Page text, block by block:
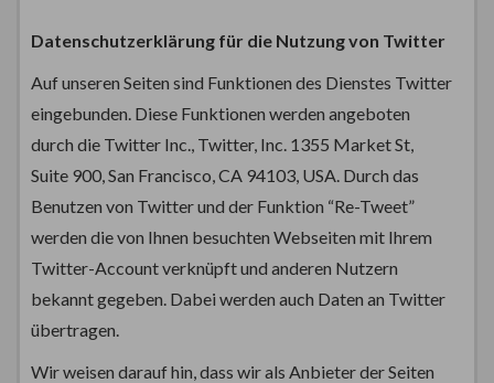
Datenschutzerklärung für die Nutzung von Twitter
Auf unseren Seiten sind Funktionen des Dienstes Twitter
eingebunden. Diese Funktionen werden angeboten
durch die Twitter Inc., Twitter, Inc. 1355 Market St,
Suite 900, San Francisco, CA 94103, USA. Durch das
Benutzen von Twitter und der Funktion “Re-Tweet”
werden die von Ihnen besuchten Webseiten mit Ihrem
Twitter-Account verknüpft und anderen Nutzern
bekannt gegeben. Dabei werden auch Daten an Twitter
übertragen.
Wir weisen darauf hin, dass wir als Anbieter der Seiten